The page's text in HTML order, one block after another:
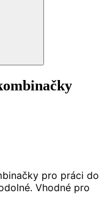
pro práci do
Vhodné pro